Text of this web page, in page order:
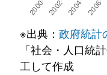
※出典： 政府統計
「社会・人口統
工して作成